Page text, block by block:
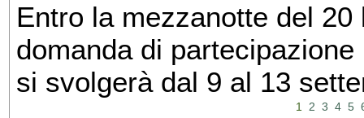
Entro la mezzanotte del
domanda di
si svolgerà dal 9 al 13
1 2 3 4 5